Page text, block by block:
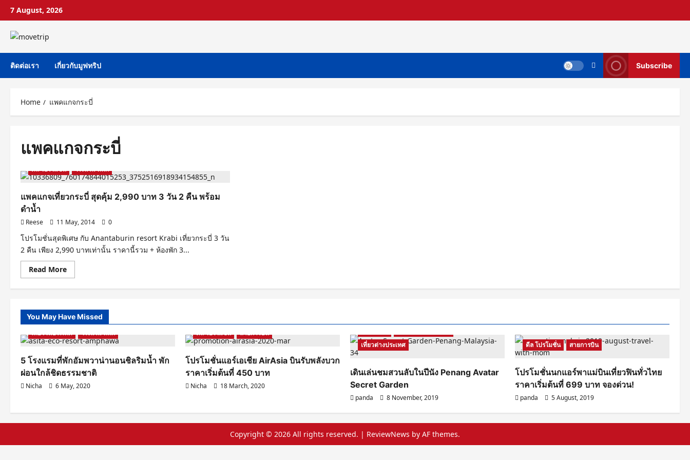
Skip
content
7 August, 2026
ติดต่อเรา เกี่ยวกับมูฟทริป Subscribe
Home แพคแกจกระบี่
แพคแกจกระบี่
ดีล โปรโมชั่น โรงแรม ที่พัก
แพคแกจเที่ยวกระบี่ สุดคุ้ม 2,990 บาท 3 วัน 2 คืน พร้อม
ดำน้ำ
Reese 11 May, 2014 0
โปรโมชั่นสุดพิเศษ กับ Anantaburin resort Krabi เที่ยวกระบี่ 3 วัน
2 คืน เพียง 2,990 บาทเท่านั้น ราคานี้รวม + ห้องพัก 3...
Read MoreRead
more
แพค
เที่ยว
กระบี่
สุด
คุ้ม
2,990
3
วัน
2
คืน
พร้อม
ดำ
You May Have Missed
Samut Songkhram
รีวิวโรงแรม ที่พัก
เที่ยวในประเทศ
โรงแรม ที่พัก
5 โรงแรมที่พักอัมพวาน่านอนชิลริมน้ำ พัก
ผ่อนใกล้ชิดธรรมชาติ
Nicha 6 May, 2020
ดีล โปรโมชั่น สายการบิน
โปรโมชั่นแอร์เอเชีย AirAsia บินรับพลังบวก
ราคาเริ่มต้นที่ 450 บาท
Nicha 18 March, 2020
เที่ยวต่างประเทศ
เดินเล่นชมสวนลับในปีนัง Penang Avatar
Secret Garden
panda 8 November, 2019
ดีล โปรโมชั่น สายการบิน
โปรโมชั่นนกแอร์พาแม่บินเที่ยวฟินทั่วไทย
ราคาเริ่มต้นที่ 699 บาท จองด่วน!
panda 5 August, 2019
Copyright © 2026 All rights reserved. | ReviewNews by AF themes.